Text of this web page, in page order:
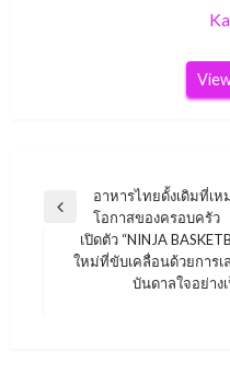
Post
navigation
Previous
อาหารไทยดั้งเดิมที่เห
โอกาสของครอบครัว
เปิดตัว “NINJA
ใหม่ที่ขับเคลื่อนด้วยการเ
บันดาลใจอย่าง